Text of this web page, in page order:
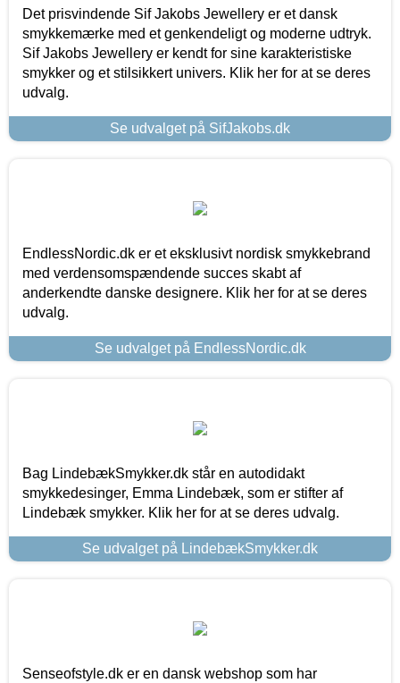
Det prisvindende Sif Jakobs Jewellery er et dansk
smykkemærke med et genkendeligt og moderne udtryk.
Sif Jakobs Jewellery er kendt for sine karakteristiske
smykker og et stilsikkert univers. Klik her for at se deres
udvalg.
Se udvalget på SifJakobs.dk
EndlessNordic.dk er et eksklusivt nordisk smykkebrand
med verdensomspændende succes skabt af
anderkendte danske designere. Klik her for at se deres
udvalg.
Se udvalget på EndlessNordic.dk
Bag LindebækSmykker.dk står en autodidakt
smykkedesinger, Emma Lindebæk, som er stifter af
Lindebæk smykker. Klik her for at se deres udvalg.
Se udvalget på LindebækSmykker.dk
Senseofstyle.dk er en dansk webshop som har